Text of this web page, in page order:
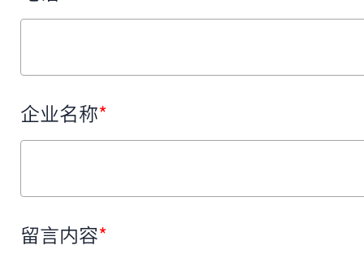
企业名称*
留言内容*